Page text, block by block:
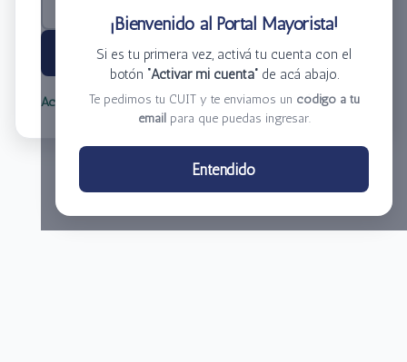
¡Bienvenido al Portal Mayorista!
Si es tu primera vez, activá tu cuenta con el
botón “Activar mi cuenta”de acá abajo.
Te pedimos tu CUIT y te enviamos un código a tu
email para que puedas ingresar.
Entendido
Ingresar
Activar mi cuenta Olvidé mi clave
Centro de Distribución El Bacha S.A.